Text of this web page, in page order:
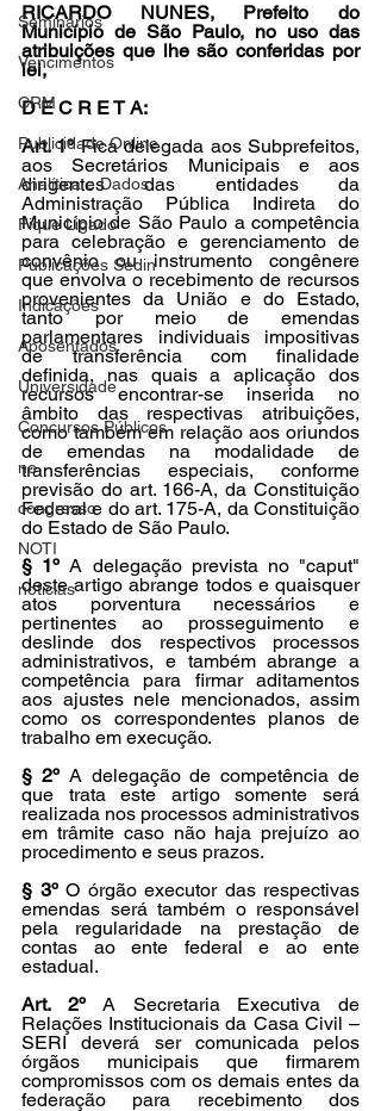
Seminários
Vencimentos
CRM
Publicidade Online
Analítica e Dados
Fique Ligado
Publicações Sedin
Indicações
Aposentados
Universidade
Concursos Públicos
no
congresso
NOTI
noticias
RICARDO NUNES, Prefeito do
Município de São Paulo, no uso das
atribuições que lhe são conferidas por
lei,
D E C R E T A:
Art. 1º Fica delegada aos Subprefeitos,
aos Secretários Municipais e aos
dirigentes das entidades da
Administração Pública Indireta do
Município de São Paulo a competência
para celebração e gerenciamento de
convênio ou instrumento congênere
que envolva o recebimento de recursos
provenientes da União e do Estado,
tanto por meio de emendas
parlamentares individuais impositivas
de transferência com finalidade
definida, nas quais a aplicação dos
recursos encontrar-se inserida no
âmbito das respectivas atribuições,
como também em relação aos oriundos
de emendas na modalidade de
transferências especiais, conforme
previsão do art. 166-A, da Constituição
Federal e do art. 175-A, da Constituição
do Estado de São Paulo.
§ 1º A delegação prevista no "caput"
deste artigo abrange todos e quaisquer
atos porventura necessários e
pertinentes ao prosseguimento e
deslinde dos respectivos processos
administrativos, e também abrange a
competência para firmar aditamentos
aos ajustes nele mencionados, assim
como os correspondentes planos de
trabalho em execução.
§ 2º A delegação de competência de
que trata este artigo somente será
realizada nos processos administrativos
em trâmite caso não haja prejuízo ao
procedimento e seus prazos.
§ 3º O órgão executor das respectivas
emendas será também o responsável
pela regularidade na prestação de
contas ao ente federal e ao ente
estadual.
Art. 2º A Secretaria Executiva de
Relações Institucionais da Casa Civil –
SERI deverá ser comunicada pelos
órgãos municipais que firmarem
compromissos com os demais entes da
federação para recebimento dos